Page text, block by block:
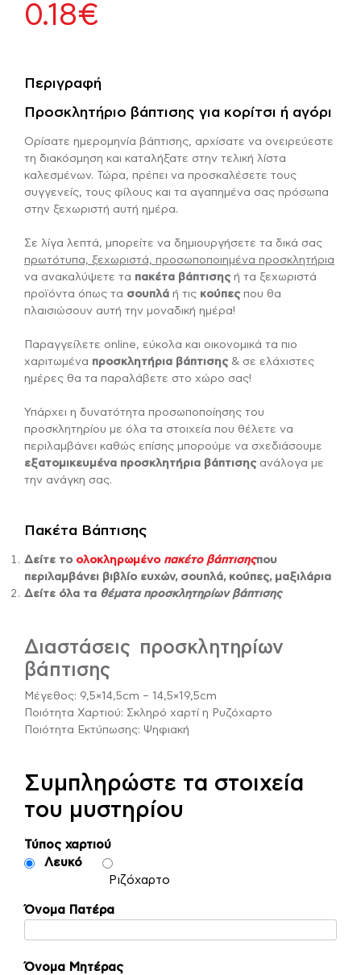
0.18€
Περιγραφή
Προσκλητήριο βάπτισης για κορίτσι ή αγόρι
Ορίσατε ημερομηνία βάπτισης, αρχίσατε να ονειρεύεστε
τη διακόσμηση και καταλήξατε στην τελική λίστα
καλεσμένων. Τώρα, πρέπει να προσκαλέσετε τους
συγγενείς, τους φίλους και τα αγαπημένα σας πρόσωπα
στην ξεχωριστή αυτή ημέρα.
Σε λίγα λεπτά, μπορείτε να δημιουργήσετε τα δικά σας
πρωτότυπα, ξεχωριστά, προσωποποιημένα προσκλητήρια
να ανακαλύψετε τα πακέτα βάπτισης ή τα ξεχωριστά
προϊόντα όπως τα σουπλά ή τις κούπες που θα
πλαισιώσουν αυτή την μοναδική ημέρα!
Παραγγείλετε online, εύκολα και οικονομικά τα πιο
χαριτωμένα προσκλητήρια βάπτισης & σε ελάχιστες
ημέρες θα τα παραλάβετε στο χώρο σας!
Υπάρχει η δυνατότητα προσωποποίησης του
προσκλητηρίου με όλα τα στοιχεία που θέλετε να
περιλαμβάνει καθώς επίσης μπορούμε να σχεδιάσουμε
εξατομικευμένα προσκλητήρια βάπτισης ανάλογα με
την ανάγκη σας.
Πακέτα Βάπτισης
Δείτε το ολοκληρωμένο πακέτο βάπτισηςπου
περιλαμβάνει βιβλίο ευχών, σουπλά, κούπες, μαξιλάρια
Δείτε όλα τα θέματα προσκλητηρίων βάπτισης
Διαστάσεις προσκλητηρίων
βάπτισης
Μέγεθος: 9,5×14,5cm – 14,5×19,5cm
Ποιότητα Χαρτιού: Σκληρό χαρτί η Ρυζόχαρτο
Ποιότητα Εκτύπωσης: Ψηφιακή
Συμπληρώστε τα στοιχεία
του μυστηρίου
Τύπος χαρτιού
Λευκό
Ριζόχαρτο
Όνομα Πατέρα
Όνομα Μητέρας